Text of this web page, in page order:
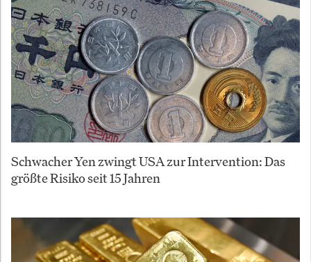
Schwacher Yen zwingt USA zur Intervention: Das
größte Risiko seit 15 Jahren